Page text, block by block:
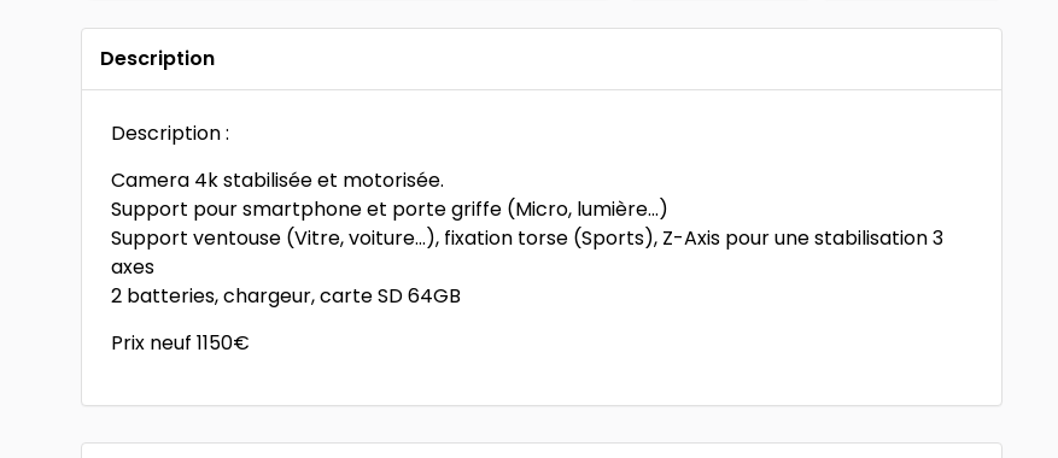
Description
Description :
Camera 4k stabilisée et motorisée.
Support pour smartphone et porte griffe (Micro, lumière…)
Support ventouse (Vitre, voiture…), fixation torse (Sports), Z-Axis pour une stabilisation 3
axes
2 batteries, chargeur, carte SD 64GB
Prix neuf 1150€